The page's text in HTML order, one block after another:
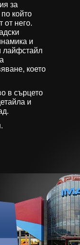
за
който
от него.
и
лайфстайл
което
в сърцето
и